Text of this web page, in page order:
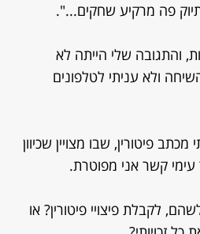
פה מרקיע שחקים...".
והתגובה שלי הייתה לא
ולא עניתי לטלפונים
פיטורין, שבו מצויין שכיוון
קשר אני מפוטרת.
לקבלת פיצויי פיטורין? או